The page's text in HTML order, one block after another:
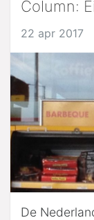
Column:
22 apr 2017
De